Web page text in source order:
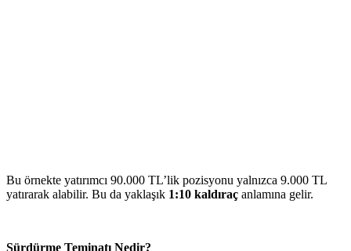
Bu örnekte yatırımcı 90.000 TL’lik pozisyonu yalnızca 9.000 TL
yatırarak alabilir. Bu da yaklaşık 1:10 kaldıraç anlamına gelir.
Sürdürme Teminatı Nedir?